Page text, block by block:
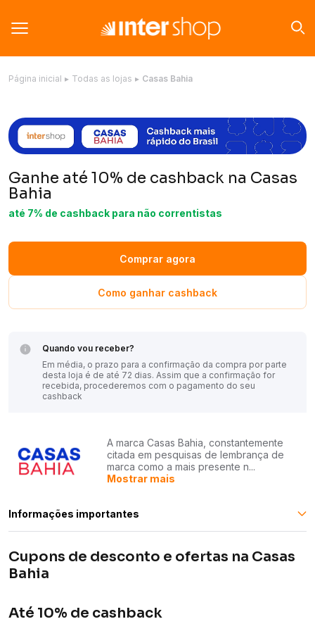
Página inicial ▸ Todas as lojas ▸ Casas Bahia
Ganhe até 10% de cashback na Casas
Bahia
até 7% de cashback para não correntistas
Comprar agora
Como ganhar cashback
Quando vou receber?
Em média, o prazo para a confirmação da compra por parte
desta loja é de até 72 dias. Assim que a confirmação for
recebida, procederemos com o pagamento do seu
cashback
A marca Casas Bahia, constantemente
citada em pesquisas de lembrança de
marca como a mais presente n...
Mostrar mais
Informações importantes
Cliente de Conta Digital Inter recebe o cashback em 30
dias. Em casos excepcionais o pagamento pode
acontecer em até 120 dias.
interagir com outros sites no momento da compra.
Cupons de desconto e ofertas na Casas
Bahia
Até 10% de cashback